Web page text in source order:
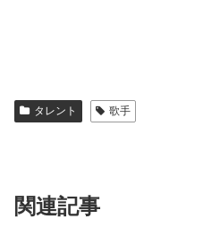
タレント 歌手
関連記事